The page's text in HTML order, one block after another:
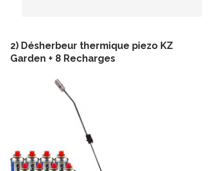
2) Désherbeur thermique piezo KZ
Garden + 8 Recharges